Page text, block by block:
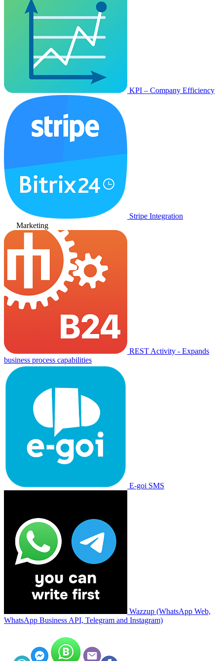
KPI – Company Efficiency
Stripe Integration
Marketing
REST Activity - Expands
business process capabilities
E-goi SMS
Wazzup (WhatsApp Web,
WhatsApp Business API, Telegram and Instagram)